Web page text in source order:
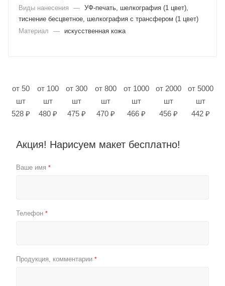
Виды нанесения
— УФ-печать, шелкография (1 цвет),
тиснение бесцветное, шелкография с трансфером (1 цвет)
Материал
— искусственная кожа
от 50
шт
528 ₽
от 100
шт
480 ₽
от 300
шт
475 ₽
от 800
шт
470 ₽
от 1000
шт
466 ₽
от 2000
шт
456 ₽
от 5000
шт
442 ₽
Акция! Нарисуем макет бесплатно!
Ваше имя *
Телефон *
Продукция, комментарии *